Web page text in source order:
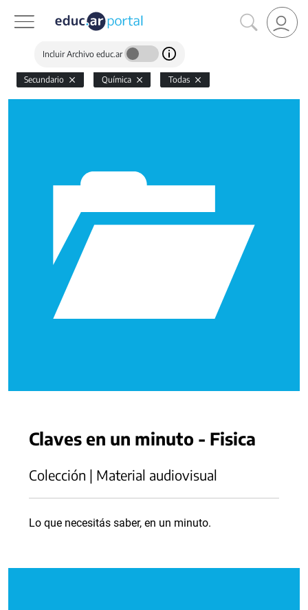
Incluir Archivo educ.ar
Secundario Química Todas
Claves en un minuto - Fisica
Colección | Material audiovisual
Lo que necesitás saber, en un minuto.